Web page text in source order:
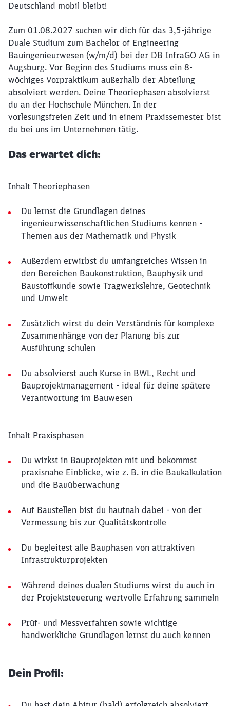
Deutschland mobil bleibt!
Zum 01.08.2027 suchen wir dich für das 3,5-jährige
Duale Studium zum Bachelor of Engineering
Bauingenieurwesen (w/m/d) bei der DB InfraGO AG in
Augsburg. Vor Beginn des Studiums muss ein 8-
wöchiges Vorpraktikum außerhalb der Abteilung
absolviert werden. Deine Theoriephasen absolvierst
du an der Hochschule München. In der
vorlesungsfreien Zeit und in einem Praxissemester bist
du bei uns im Unternehmen tätig.
Das erwartet dich:
Inhalt Theoriephasen
Du lernst die Grundlagen deines
ingenieurwissenschaftlichen Studiums kennen -
Themen aus der Mathematik und Physik
Außerdem erwirbst du umfangreiches Wissen in
den Bereichen Baukonstruktion, Bauphysik und
Baustoffkunde sowie Tragwerkslehre, Geotechnik
und Umwelt
Zusätzlich wirst du dein Verständnis für komplexe
Zusammenhänge von der Planung bis zur
Ausführung schulen
Du absolvierst auch Kurse in BWL, Recht und
Bauprojektmanagement - ideal für deine spätere
Verantwortung im Bauwesen
Inhalt Praxisphasen
Du wirkst in Bauprojekten mit und bekommst
praxisnahe Einblicke, wie z. B. in die Baukalkulation
und die Bauüberwachung
Auf Baustellen bist du hautnah dabei - von der
Vermessung bis zur Qualitätskontrolle
Du begleitest alle Bauphasen von attraktiven
Infrastrukturprojekten
Während deines dualen Studiums wirst du auch in
der Projektsteuerung wertvolle Erfahrung sammeln
Prüf- und Messverfahren sowie wichtige
handwerkliche Grundlagen lernst du auch kennen
Dein Profil: